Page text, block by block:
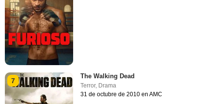
7
The Walking Dead
Terror, Drama
31 de octubre de 2010 en AMC